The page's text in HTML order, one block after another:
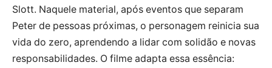
Slott. Naquele material, após eventos que separam
Peter de pessoas próximas, o personagem reinicia sua
vida do zero, aprendendo a lidar com solidão e novas
responsabilidades. O filme adapta essa essência: